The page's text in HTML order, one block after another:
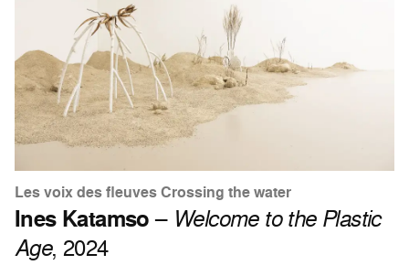
Les voix des fleuves Crossing the water
Ines Katamso– Welcome to the Plastic
Age, 2024